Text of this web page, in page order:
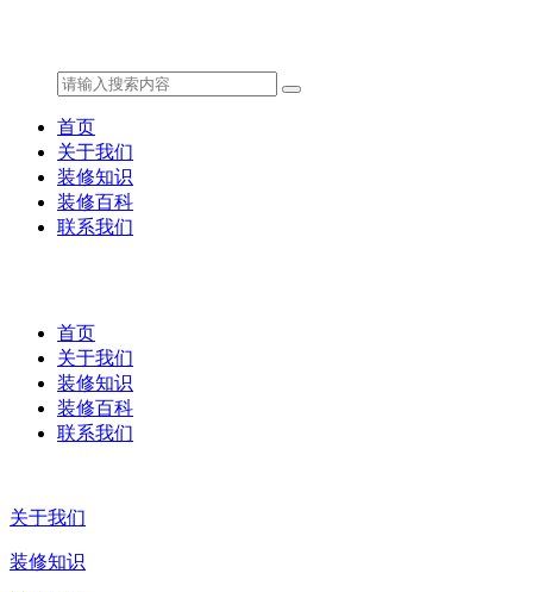
首页
关于我们
装修知识
装修百科
联系我们
首页
关于我们
装修知识
装修百科
联系我们
关于我们
装修知识